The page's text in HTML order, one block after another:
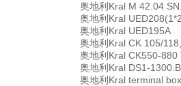
奥地利Kral M 42.04
奥地利Kral
奥地利Kral UED195A
奥地利Kral CK 105/
奥地利Kral CK550-
奥地利Kral DS1-
奥地利Kral terminal